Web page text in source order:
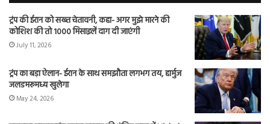
ट्रंप की ईरान को सख्त चेतावनी, कहा- अगर मुझे मारने की
कोशिश की तो 1000 मिसाइलें दाग दी जाएंगी
July 11, 2026
ट्रंप का बड़ा ऐलान- ईरान के साथ समझौता लगभग तय, हार्मुज
जलडमरूमध्य खुलेगा
May 24, 2026